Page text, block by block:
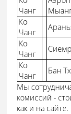
Чанг
Ко
Чанг
Ко
Чанг
Ко
Чанг
Бан
Мы
комиссий -
как и на сайте.